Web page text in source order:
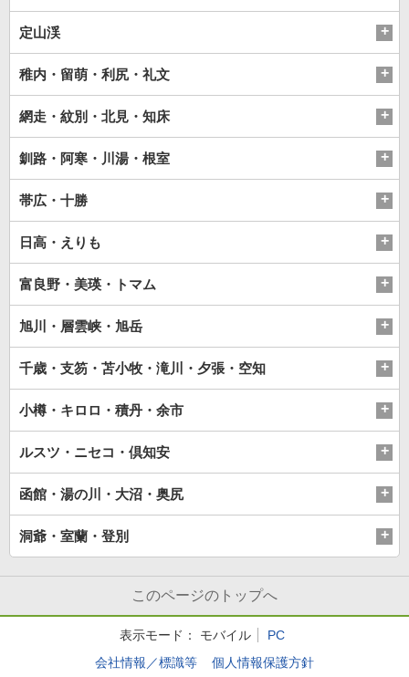
定山渓
稚内・留萌・利尻・礼文
網走・紋別・北見・知床
釧路・阿寒・川湯・根室
帯広・十勝
日高・えりも
富良野・美瑛・トマム
旭川・層雲峡・旭岳
千歳・支笏・苫小牧・滝川・夕張・空知
小樽・キロロ・積丹・余市
ルスツ・ニセコ・倶知安
函館・湯の川・大沼・奥尻
洞爺・室蘭・登別
このページのトップへ
表示モード： モバイル
PC
会社情報／標識等
個人情報保護方針